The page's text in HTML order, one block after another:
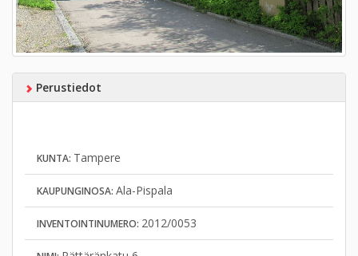
Perustiedot
KUNTA: Tampere
KAUPUNGINOSA: Ala-Pispala
INVENTOINTINUMERO: 2012/0053